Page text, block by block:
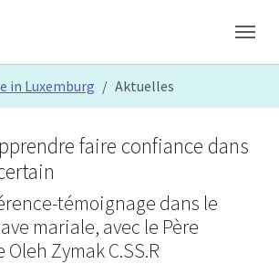
in Luxemburg Aktuelles
faire confiance dans
témoignage dans le
mariale, avec le Père
Zymak C.SS.R